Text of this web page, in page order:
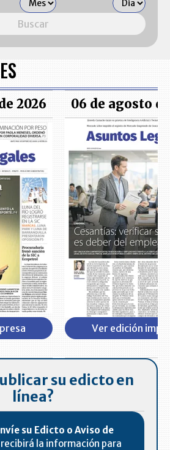
Buscar
2026 06 de agosto
Ver edición
su edicto en
línea?
su Edicto o Aviso de
la información para